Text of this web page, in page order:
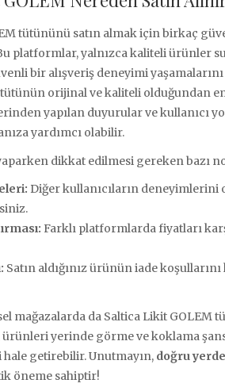
tütününü satın almak için birkaç
platformlar, yalnızca kaliteli ürünler
bir alışveriş deneyimi yaşamalarını
orijinal ve kaliteli olduğundan
yapılan duyurular ve kullanıcı
yardımcı olabilir.
dikkat edilmesi gereken bazı
Diğer kullanıcıların
Farklı platformlarda fiyatları
Satın aldığınız ürünün iade
mağazalarda da Saltica Likit GOLEM
yerinde görme ve koklama
getirebilir. Unutmayın, doğru
öneme sahiptir!